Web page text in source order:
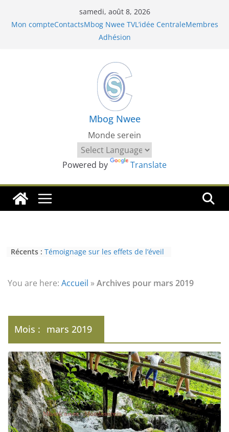
samedi, août 8, 2026
Mon compteContactsMbog Nwee TVL’idée CentraleMembres
Adhésion
Mbog Nwee
Monde serein
Powered by Translate
Récents : Témoignage sur les effets de l’éveil
(2nde partie) : le paranormal
Témoignage sur les effets de l’éveil
(4ème partie) : la conscience
You are here: Accueil »Archives pour mars 2019
Mois : mars 2019